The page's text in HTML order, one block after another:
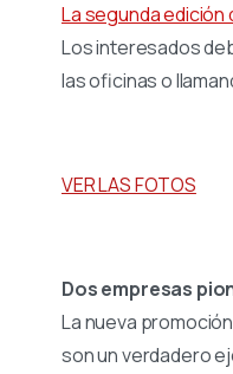
La segunda edición
Los interesados
las oficinas o
VER LAS FOTOS
Dos empresas
La nueva
son un verdadero